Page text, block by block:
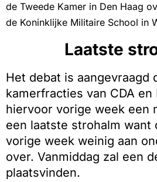
de Tweede Kamer in Den Haag
de Koninklijke Militaire School in
Laatste
Het debat is aangevraagd
kamerfracties van CDA en
hiervoor vorige week een
een laatste strohalm want
vorige week weinig aan
over. Vanmiddag zal een
plaatsvinden.